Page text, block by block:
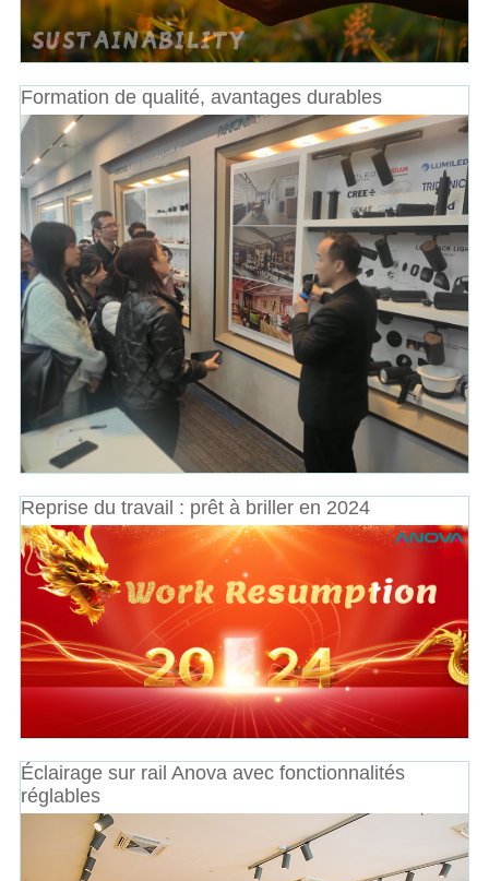
Formation de qualité, avantages durables
Reprise du travail : prêt à briller en 2024
Éclairage sur rail Anova avec fonctionnalités
réglables